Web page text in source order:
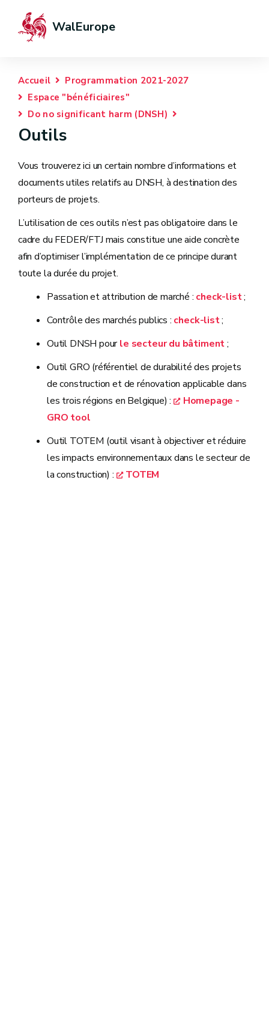
WalEurope
Accueil
Programmation 2021-2027
Espace "bénéficiaires"
Do no significant harm (DNSH)
Outils
Vous trouverez ici un certain nombre d’informations et
documents utiles relatifs au DNSH, à destination des
porteurs de projets.
L’utilisation de ces outils n’est pas obligatoire dans le
cadre du FEDER/FTJ mais constitue une aide concrète
afin d’optimiser l’implémentation de ce principe durant
toute la durée du projet.
Passation et attribution de marché : check-list;
Contrôle des marchés publics : check-list;
Outil DNSH pourle secteur du bâtiment;
Outil GRO (référentiel de durabilité des projets
de construction et de rénovation applicable dans
les trois régions en Belgique) :
Homepage -
GRO tool
Outil TOTEM (outil visant à objectiver et réduire
les impacts environnementaux dans le secteur de
la construction) : TOTEM